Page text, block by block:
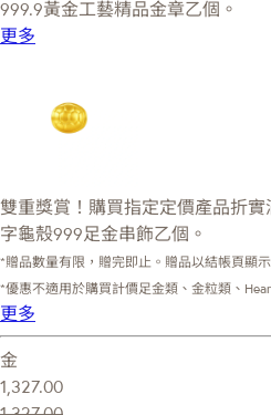
999.9黃金工藝精品金章乙個。
更多
雙重獎賞！購買指定定價產品折實
字龜殼999足金串飾乙個。
*贈品數量有限，贈完即止。贈品以結帳頁顯示
*優惠不適用於購買計價足金類、金粒類、
更多
金
1,327.00